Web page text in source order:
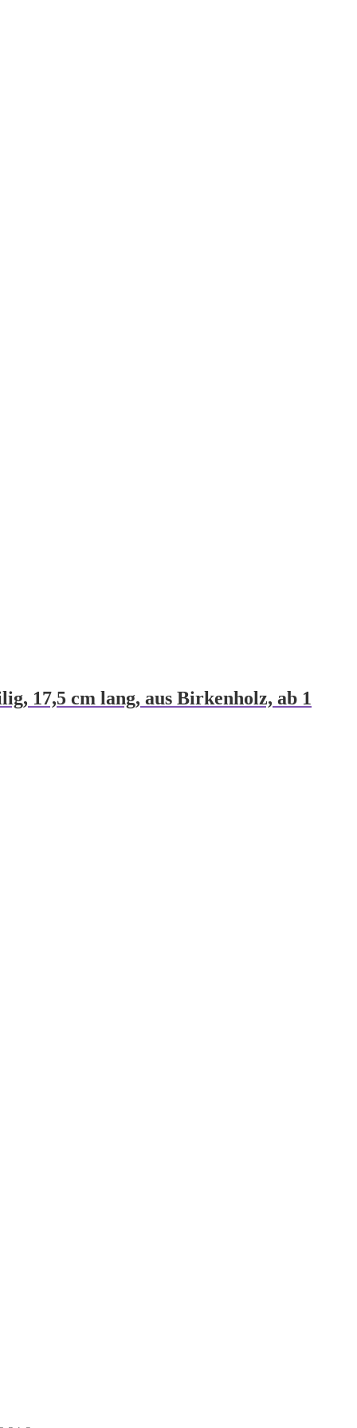
17,5 cm lang, aus Birkenholz, ab 1